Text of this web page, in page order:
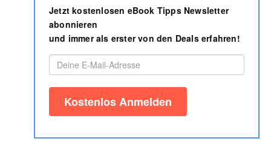
Jetzt kostenlosen eBook Tipps Newsletter
abonnieren
und immer als erster von den Deals erfahren!